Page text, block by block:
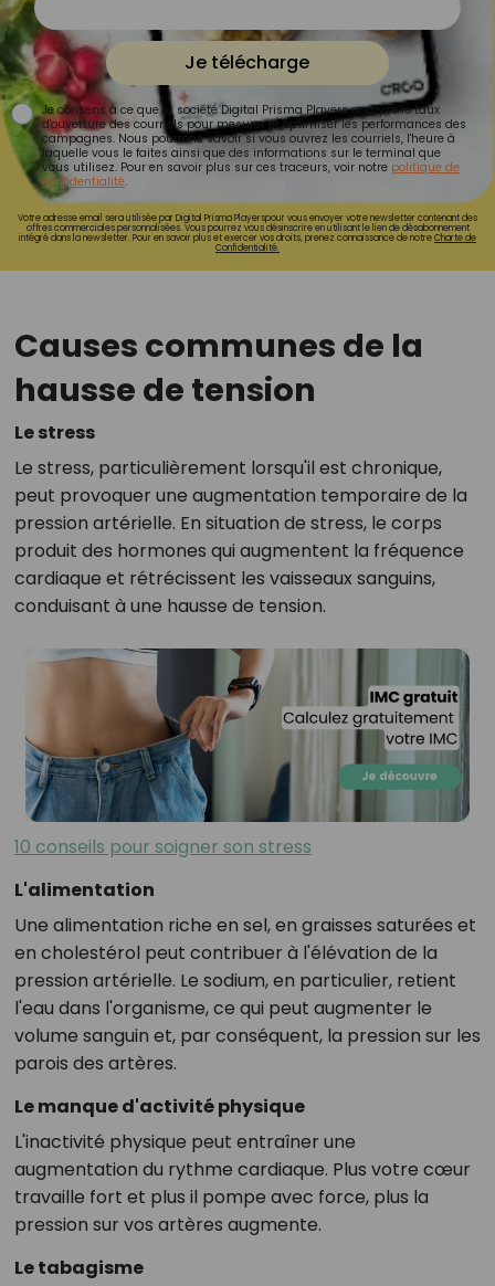
Je télécharge
Je consens à ce que la société Digital Prisma Players analyse le taux
d'ouverture des courriels pour mesurer et optimiser les performances des
campagnes. Nous pourrons savoir si vous ouvrez les courriels, l'heure à
laquelle vous le faites ainsi que des informations sur le terminal que
vous utilisez. Pour en savoir plus sur ces traceurs, voir notre politique de
confidentialité.
Votre adresse email sera utilisée par Digital Prisma Playerspour vous envoyer votre newsletter contenant des
offres commerciales personnalisées. Vous pourrez vous désinscrire en utilisant le lien de désabonnement
intégré dans la newsletter. Pour en savoir plus et exercer vos droits, prenez connaissance de notreCharte de
Confidentialité.
Causes communes de la
hausse de tension
Le stress
Le stress, particulièrement lorsqu'il est chronique,
peut provoquer une augmentation temporaire de la
pression artérielle. En situation de stress, le corps
produit des hormones qui augmentent la fréquence
cardiaque et rétrécissent les vaisseaux sanguins,
conduisant à une hausse de tension.
10 conseils pour soigner son stress
L'alimentation
Une alimentation riche en sel, en graisses saturées et
en cholestérol peut contribuer à l'élévation de la
pression artérielle. Le sodium, en particulier, retient
l'eau dans l'organisme, ce qui peut augmenter le
volume sanguin et, par conséquent, la pression sur les
parois des artères.
Le manque d'activité physique
L'inactivité physique peut entraîner une
augmentation du rythme cardiaque. Plus votre cœur
travaille fort et plus il pompe avec force, plus la
pression sur vos artères augmente.
Le tabagisme